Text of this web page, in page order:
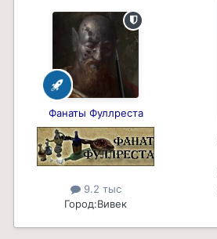
Фанаты Фуллреста
9.2 тыс
Город:Вивек